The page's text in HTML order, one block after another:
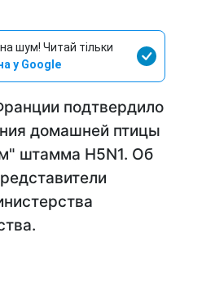
шум! Читай тільки
у Google
подтвердило
домашней птицы
штамма H5N1. Об